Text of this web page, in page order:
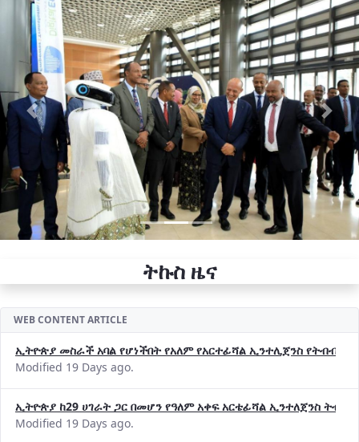
Previous Next
ትኩስ ዜና
WEB CONTENT ARTICLE
ኢትዮጵያ መስራች አባል የሆነችበት የአለም የአርተፊሻል ኢንተሊጀንስ የትብብር
Modified 19 Days ago.
ኢትዮጵያ ከ29 ሀገራት ጋር በመሆን የዓለም አቀፍ አርቴፊሻል ኢንተለጀንስ
Modified 19 Days ago.